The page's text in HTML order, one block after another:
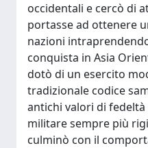
occidentali e cercò di
portasse ad ottenere
nazioni
conquista in Asia
dotò di un esercito
tradizionale codice
antichi valori di
militare sempre più
culminò con il